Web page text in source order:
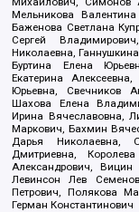
Мельникова
Баженова Светлана
Сергей
Николаевна,
Буртина Елена
Екатерина
Юрьевна, Свечников
Шахова Елена
Ирина Вячеславовна,
Маркович, Бахмин
Дарья Николаевна,
Дмитриевна,
Александрович,
Левинсон Лев
Петрович, Полякова
Герман Константинович